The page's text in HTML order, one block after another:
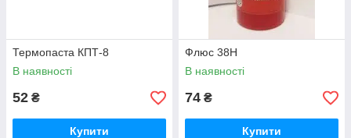
Термопаста КПТ-8
В наявності
52 ₴
Купити
Флюс 38Н
В наявності
74 ₴
Купити